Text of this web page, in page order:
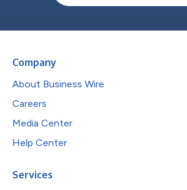
Company
About Business Wire
Careers
Media Center
Help Center
Services